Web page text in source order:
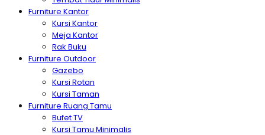
Furniture Kantor
Kursi Kantor
Meja Kantor
Rak Buku
Furniture Outdoor
Gazebo
Kursi Rotan
Kursi Taman
Furniture Ruang Tamu
Bufet TV
Kursi Tamu Minimalis